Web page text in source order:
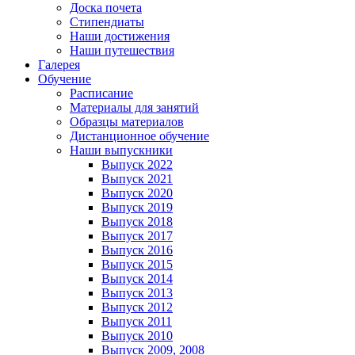
Доска почета
Стипендиаты
Наши достижения
Наши путешествия
Галерея
Обучение
Расписание
Материалы для занятий
Образцы материалов
Дистанционное обучение
Наши выпускники
Выпуск 2022
Выпуск 2021
Выпуск 2020
Выпуск 2019
Выпуск 2018
Выпуск 2017
Выпуск 2016
Выпуск 2015
Выпуск 2014
Выпуск 2013
Выпуск 2012
Выпуск 2011
Выпуск 2010
Выпуск 2009, 2008